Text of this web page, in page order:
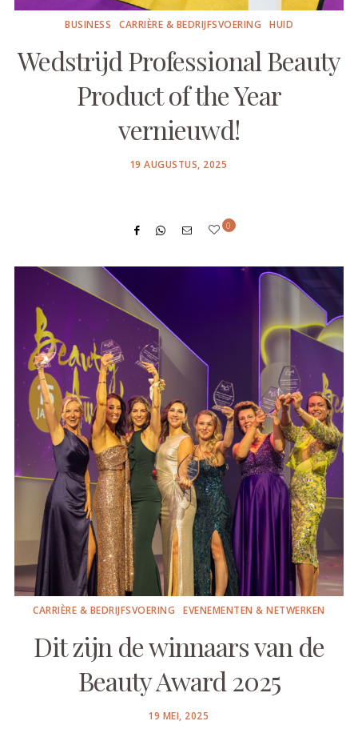
BUSINESS CARRIÈRE & BEDRIJFSVOERING HUID
Wedstrijd Professional Beauty
Product of the Year
vernieuwd!
POSTED
19 AUGUSTUS, 2025
0
CARRIÈRE & BEDRIJFSVOERING EVENEMENTEN & NETWERKEN
Dit zijn de winnaars van de
Beauty Award 2025
POSTED
19 MEI, 2025